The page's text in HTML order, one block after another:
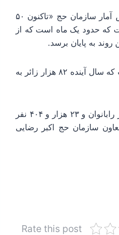
به گزارش خبرآنلاین، پیش ثبت‌نام حج تمتع ۱۴۰۳ سرعت گرفت. بر اساس آمار سازمان حج «تاکنون ۵۰
است که حدود یک ماه است که از
بنابر گزارش فارس، سهمیه ایران با عوامل در حج ۸۷ هزار و ۵۵۰ نفر است که سال آینده ۸۲ هزار زائر به
تاکنون ۶۰ درصد ظرفیت کاروان‌ها تکمیل شده است که ۲۷ هزار و ۲۸۸ نفر رابانوان و ۲۳ هزار و ۴۰۴ نفر
سنی زائران همچنان ۵۷ سال است. معاون سازمان حج اکبر رضایی
Rate this post